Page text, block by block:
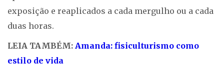
exposição e reaplicados a cada mergulho ou a cada
duas horas.
LEIA TAMBÉM: Amanda: fisiculturismo como
estilo de vida